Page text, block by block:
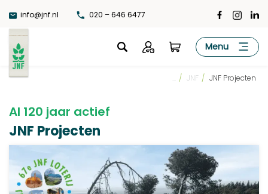
naar
de
inhoud
info@jnf.nl 020 – 646 6477
JNF Menu
/ JNF / JNF Projecten
Al 120 jaar actief
JNF Projecten